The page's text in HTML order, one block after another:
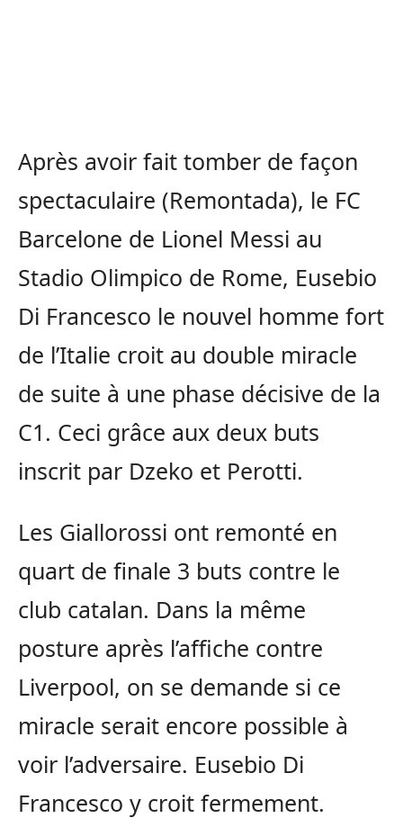
Après avoir fait tomber de façon
spectaculaire (Remontada), le FC
Barcelone de Lionel Messi au
Stadio Olimpico de Rome, Eusebio
Di Francesco le nouvel homme fort
de l’Italie croit au double miracle
de suite à une phase décisive de la
C1. Ceci grâce aux deux buts
inscrit par Dzeko et Perotti.
Les Giallorossi ont remonté en
quart de finale 3 buts contre le
club catalan. Dans la même
posture après l’affiche contre
Liverpool, on se demande si ce
miracle serait encore possible à
voir l’adversaire. Eusebio Di
Francesco y croit fermement.